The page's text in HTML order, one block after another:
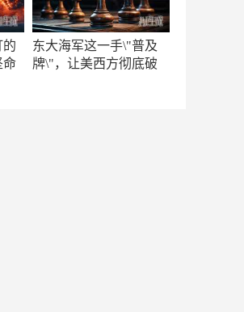
的
命
东大海军这一手\"普及
牌\"，让美西方彻底破